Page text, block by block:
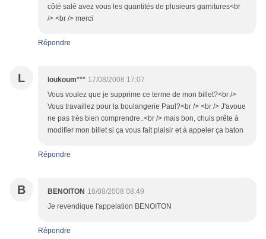
côté salé avez vous les quantités de plusieurs garnitures<br
/> <br /> merci
Répondre
L loukoum°°° 17/08/2008 17:07
Vous voulez que je supprime ce terme de mon billet?<br />
Vous travaillez pour la boulangerie Paul?<br /> <br /> J'avoue
ne pas très bien comprendre..<br /> mais bon, chuis prête à
modifier mon billet si ça vous fait plaisir et à appeler ça baton
Répondre
B BENOITON 16/08/2008 08:49
Je revendique l'appelation BENOITON
Répondre